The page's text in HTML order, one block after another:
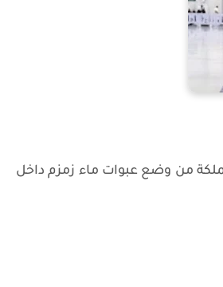
من وضع عبوات ماء زمزم داخل